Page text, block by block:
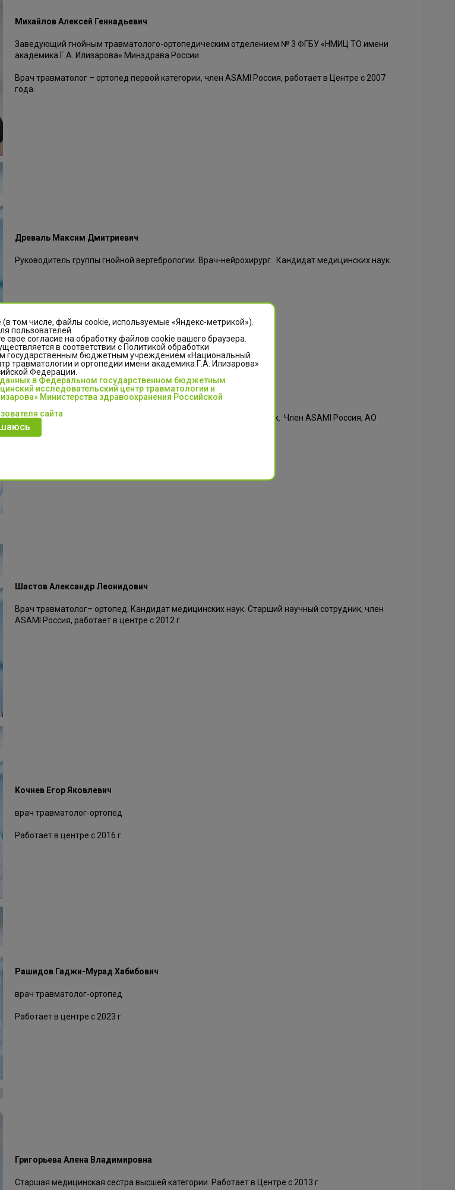
Михайлов Алексей Геннадьевич
Заведующий гнойным травматолого-ортопедическим отделением № 3 ФГБУ «НМИЦ ТО имени
академика Г.А. Илизарова» Минздрава России.
Врач травматолог – ортопед первой категории, член ASAMI Россия, работает в Центре с 2007
года.
Древаль Максим Дмитриевич
Руководитель группы гнойной вертебрологии. Врач-нейрохирург. Кандидат медицинских наук.
Мухтяев Сергей Васильевич
Врач-нейрохирург высшей категории. Кандидат медицинских наук. Член ASAMI Россия, AO
Spine.
Шастов Александр Леонидович
Врач травматолог– ортопед. Кандидат медицинских наук. Старший научный сотрудник, член
ASAMI Россия, работает в центре с 2012 г.
Кочнев Егор Яковлевич
врач травматолог-ортопед
Работает в центре с 2016 г.
Рашидов Гаджи-Мурад Хабибович
врач травматолог-ортопед
Работает в центре с 2023 г.
Григорьева Алена Владимировна
Старшая медицинская сестра высшей категории. Работает в Центре с 2013 г
том числе, файлы cookie, используемые «Яндекс-метрикой»).
пользователей.
согласие на обработку файлов cookie вашего браузера.
в соответствии с Политикой обработки
государственным бюджетным учреждением «Национальный
травматологии и ортопедии имени академика Г.А. Илизарова»
Федерации.
данных в Федеральном государственном бюджетным
исследовательский центр травматологии и
Министерства здравоохранения Российской
сайта